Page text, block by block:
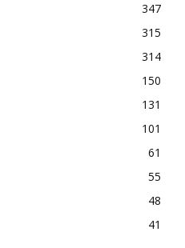
347
315
314
150
131
101
61
55
48
41